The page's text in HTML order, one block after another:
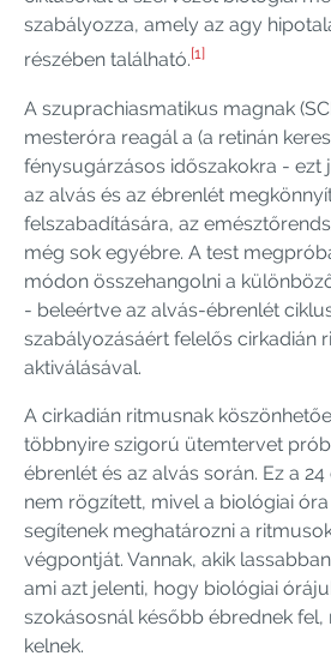
szabályozza, amely az agy
részében található.[1]
A szuprachiasmatikus magnak
mesteróra reagál a (a retinán
fénysugárzásos időszakokra - ezt
az alvás és az ébrenlét
felszabadítására, az
még sok egyébre. A test
módon összehangolni a
- beleértve az alvás-ébrenlét
szabályozásáért felelős cirkadián
aktiválásával.
A cirkadián ritmusnak
többnyire szigorú ütemtervet
ébrenlét és az alvás során. Ez a
nem rögzített, mivel a biológiai
segítenek meghatározni a
végpontját. Vannak, akik
ami azt jelenti, hogy biológiai
szokásosnál később ébrednek
kelnek.